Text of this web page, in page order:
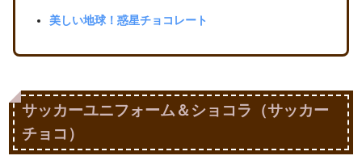
美しい地球！惑星チョコレート
サッカーユニフォーム＆ショコラ（サッカー
チョコ）